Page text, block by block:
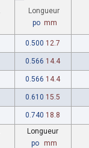
Longueur
po mm
0.500 12.7
0.566 14.4
0.566 14.4
0.610 15.5
0.740 18.8
Longueur
po mm